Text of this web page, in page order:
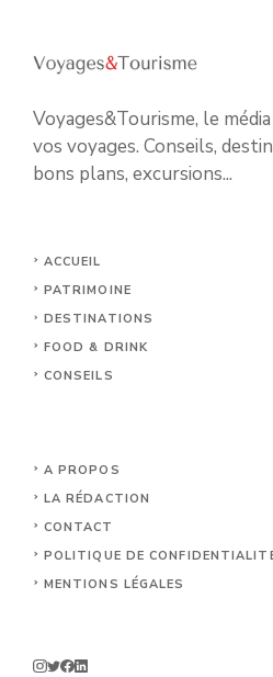
Voyages&Tourisme, le
vos voyages. Conseils,
bons plans, excursions...
ACCUEIL
PATRIMOINE
DESTINATIONS
FOOD & DRINK
CONSEILS
A PROPOS
LA RÉDACTION
CONTACT
POLITIQUE DE
MENTIONS LÉGALES